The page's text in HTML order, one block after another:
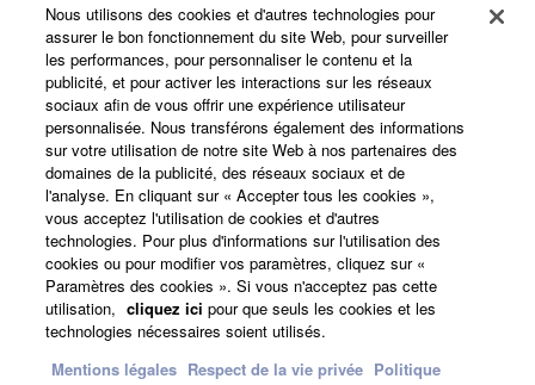
Yamaha Music ID - Enregistrement
A propos de Yamaha
France - French
Professionnel
Nous utilisons des cookies et d'autres technologies pour
assurer le bon fonctionnement du site Web, pour surveiller
les performances, pour personnaliser le contenu et la
publicité, et pour activer les interactions sur les réseaux
sociaux afin de vous offrir une expérience utilisateur
personnalisée. Nous transférons également des informations
sur votre utilisation de notre site Web à nos partenaires des
domaines de la publicité, des réseaux sociaux et de
l'analyse. En cliquant sur « Accepter tous les cookies »,
vous acceptez l'utilisation de cookies et d'autres
technologies. Pour plus d'informations sur l'utilisation des
cookies ou pour modifier vos paramètres, cliquez sur «
Paramètres des cookies ». Si vous n'acceptez pas cette
utilisation, cliquez ici pour que seuls les cookies et les
technologies nécessaires soient utilisés.
Mentions légales Respect de la vie privée Politique